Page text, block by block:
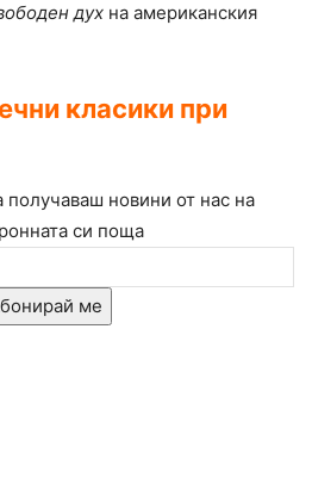
дух на американския
класики при
получаваш новини от нас на
си поща
ме